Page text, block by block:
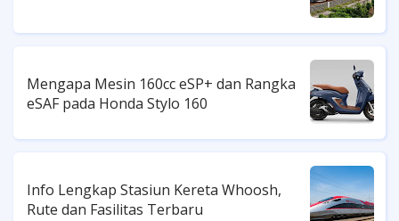
Mengapa Mesin 160cc eSP+ dan Rangka
eSAF pada Honda Stylo 160
Info Lengkap Stasiun Kereta Whoosh,
Rute dan Fasilitas Terbaru